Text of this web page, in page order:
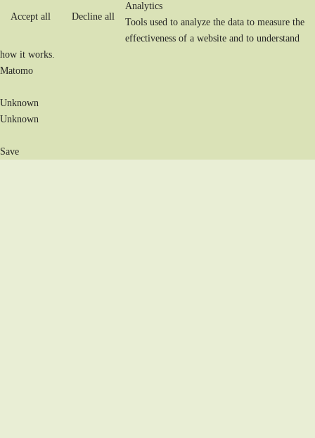
Accept all Decline all
Analytics
Tools used to analyze the data to measure the
effectiveness of a website and to understand
how it works.
Matomo
Unknown
Unknown
Save